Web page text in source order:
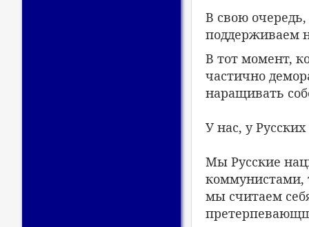
В свою
поддерживаем
В тот момент,
частично
наращивать
У нас, у
Мы Русские
коммунистами,
мы считаем